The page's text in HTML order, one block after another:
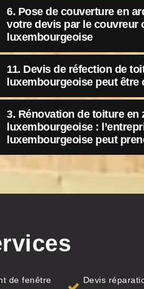
6. Pose de couverture en
votre devis par le couvreur
luxembourgeoise
11. Devis de réfection de
luxembourgeoise peut être
3. Rénovation de toiture en
luxembourgeoise :
luxembourgeoise peut
de fenêtre
Devis